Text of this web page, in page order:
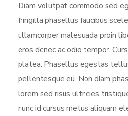
Diam volutpat commodo sed
fringilla phasellus faucibus
ullamcorper malesuada proin
eros donec ac odio tempor.
platea. Phasellus egestas
pellentesque eu. Non diam
lorem sed risus ultricies
nunc id cursus metus aliquam